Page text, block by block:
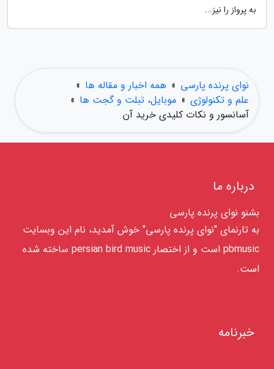
به پرواز را نیز...
نوای پرنده پارسی » همه اخبار و مقاله ها »
علم و تکنولوژی » موبایل، تبلت و گجت ها »
آسانسور و نکات کلیدی خرید آن
درباره ما
بشنو نوای پرنده پارسی
به تارنمای "نوای پرنده پارسی" خوش آمدید، نام این وبسایت
pbmusic است و از اختصار persian bird music ساخته شده
است.
خبرنامه